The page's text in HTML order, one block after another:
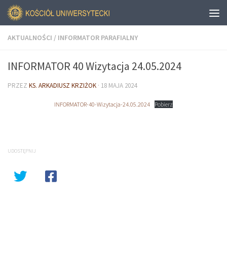
AKTUALNOŚCI / INFORMATOR PARAFIALNY
INFORMATOR 40 Wizytacja 24.05.2024
PRZEZ KS. ARKADIUSZ KRZIŻOK · 18 MAJA 2024
INFORMATOR-40-Wizytacja-24.05.2024 Pobierz
UDOSTĘPNIJ